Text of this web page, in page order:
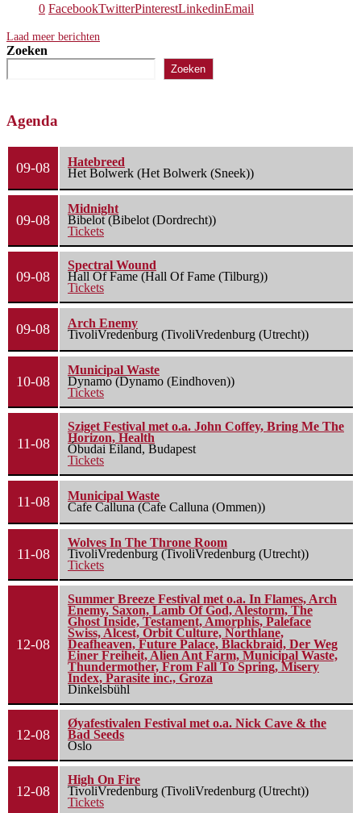
0 FacebookTwitterPinterestLinkedinEmail
Laad meer berichten
Zoeken
Zoeken
Agenda
09-08
Hatebreed
Het Bolwerk (Het Bolwerk (Sneek))
09-08
Midnight
Bibelot (Bibelot (Dordrecht))
Tickets
09-08
Spectral Wound
Hall Of Fame (Hall Of Fame (Tilburg))
Tickets
09-08
Arch Enemy
TivoliVredenburg (TivoliVredenburg (Utrecht))
10-08
Municipal Waste
Dynamo (Dynamo (Eindhoven))
Tickets
11-08
Sziget Festival met o.a. John Coffey, Bring Me The
Horizon, Health
Óbudai Eiland, Budapest
Tickets
11-08
Municipal Waste
Cafe Calluna (Cafe Calluna (Ommen))
11-08
Wolves In The Throne Room
TivoliVredenburg (TivoliVredenburg (Utrecht))
Tickets
12-08
Summer Breeze Festival met o.a. In Flames, Arch
Enemy, Saxon, Lamb Of God, Alestorm, The
Ghost Inside, Testament, Amorphis, Paleface
Swiss, Alcest, Orbit Culture, Northlane,
Deafheaven, Future Palace, Blackbraid, Der Weg
Einer Freiheit, Alien Ant Farm, Municipal Waste,
Thundermother, From Fall To Spring, Misery
Index, Parasite inc., Groza
Dinkelsbühl
12-08
Øyafestivalen Festival met o.a. Nick Cave & the
Bad Seeds
Oslo
12-08
High On Fire
TivoliVredenburg (TivoliVredenburg (Utrecht))
Tickets